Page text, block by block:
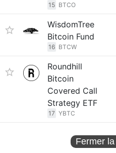
15 BTCO
WisdomTree
Bitcoin Fund
16 BTCW
Roundhill
Bitcoin
Covered Call
Strategy ETF
17 YBTC
Fermer